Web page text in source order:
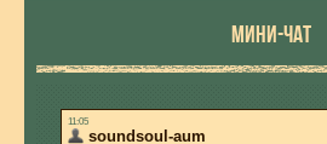
МИНИ-ЧАТ